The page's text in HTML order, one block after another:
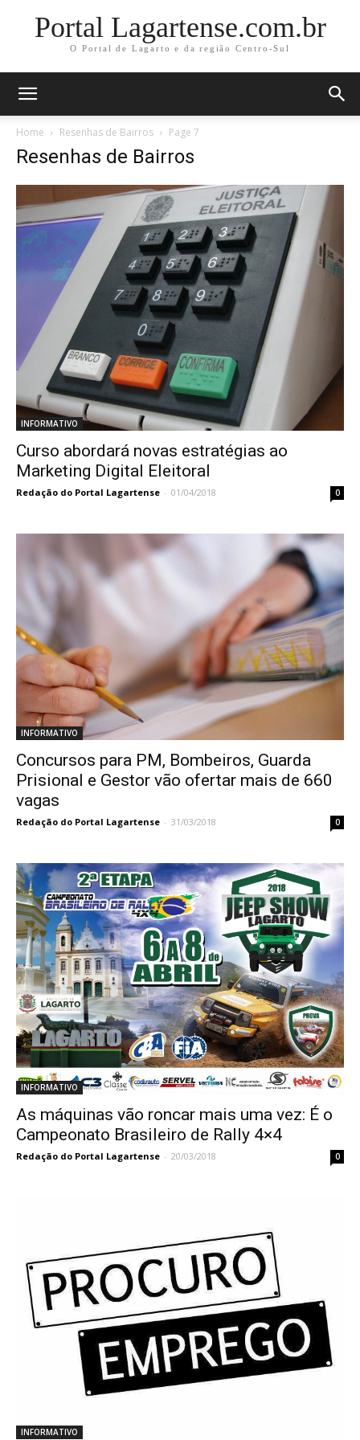
Portal Lagartense.com.br
O Portal de Lagarto e da região Centro-Sul
Home Resenhas de Bairros Page 7
Resenhas de Bairros
INFORMATIVO
Curso abordará novas estratégias ao
Marketing Digital Eleitoral
Redação do Portal Lagartense - 01/04/2018 0
INFORMATIVO
Concursos para PM, Bombeiros, Guarda
Prisional e Gestor vão ofertar mais de 660
vagas
Redação do Portal Lagartense - 31/03/2018 0
INFORMATIVO
As máquinas vão roncar mais uma vez: É o
Campeonato Brasileiro de Rally 4×4
Redação do Portal Lagartense - 20/03/2018 0
INFORMATIVO